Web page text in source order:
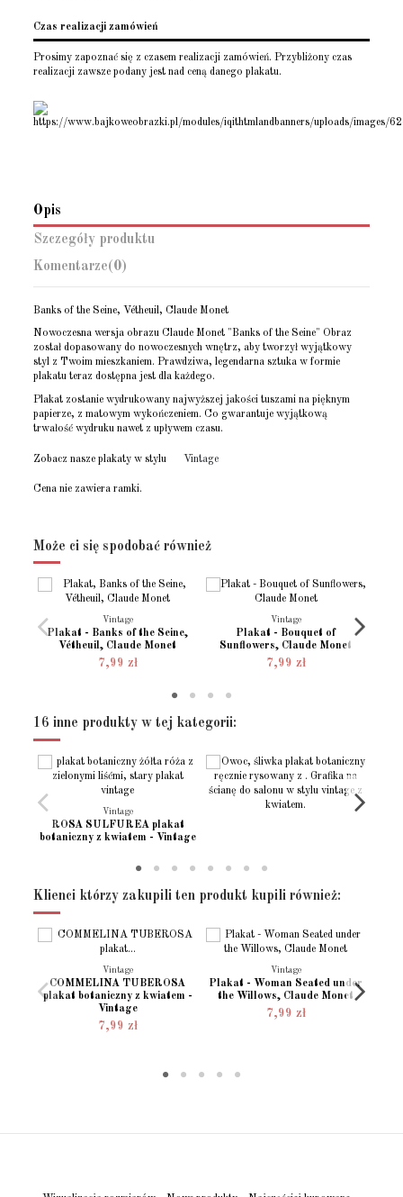
Czas realizacji zamówień
Prosimy zapoznać się z czasem realizacji zamówień. Przybliżony czas
realizacji zawsze podany jest nad ceną danego plakatu.
Opis
Szczegóły produktu
Komentarze(0)
Banks of the Seine, Vétheuil, Claude Monet
Nowoczesna wersja obrazu Claude Monet "Banks of the Seine" Obraz
został dopasowany do nowoczesnych wnętrz, aby tworzył wyjątkowy
styl z Twoim mieszkaniem. Prawdziwa, legendarna sztuka w formie
plakatu teraz dostępna jest dla każdego.
Plakat zostanie wydrukowany najwyższej jakości tuszami na pięknym
papierze, z matowym wykończeniem. Co gwarantuje wyjątkową
trwałość wydruku nawet z upływem czasu.
Zobacz nasze plakaty w stylu Vintage
Cena nie zawiera ramki.
Rozmiar - (13x18) (13x18cm) 5x7 "
Rozmiar - (15x21)
Rozmiar - (21x30) (21x30cm) 8x12"
Rozmiar - (30x40)
Rozmiar - (30x45) (30x45cm)
Rozmiar - (40x50)
(50x70cm)
Rozmiar - (60x90) (60x90cm)
Język projektu Angielski
Stan Nowy produkt
Może ci się spodobać również
Vintage
Plakat - Banks of the Seine,
Vétheuil, Claude Monet
7,99 zł
Vintage
Plakat - Bouquet of
Sunflowers, Claude Monet
7,99 zł
16 inne produkty w tej kategorii:
Vintage
ROSA SULFUREA plakat
botaniczny z kwiatem - Vintage
Klienci którzy zakupili ten produkt kupili również:
Vintage
COMMELINA TUBEROSA
plakat botaniczny z kwiatem -
Vintage
7,99 zł
Vintage
Plakat - Woman Seated under
the Willows, Claude Monet
7,99 zł